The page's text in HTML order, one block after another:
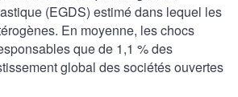
(EGDS) estimé dans lequel les
En moyenne, les chocs
que de 1,1 % des
global des sociétés ouvertes